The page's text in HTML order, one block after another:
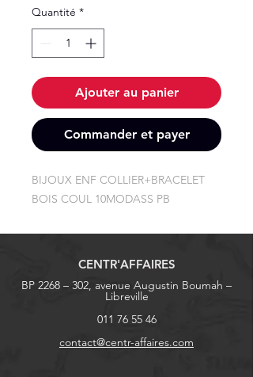
Quantité *
Ajouter au panier
Commander et payer
BIJOUX ENF COLLIER+BRACELET
BOIS COUL 10MODASS PB
CENTR'AFFAIRES
BP 2268 – 302, avenue Augustin Boumah –
Libreville
011 76 55 46
contact@centr-affaires.com